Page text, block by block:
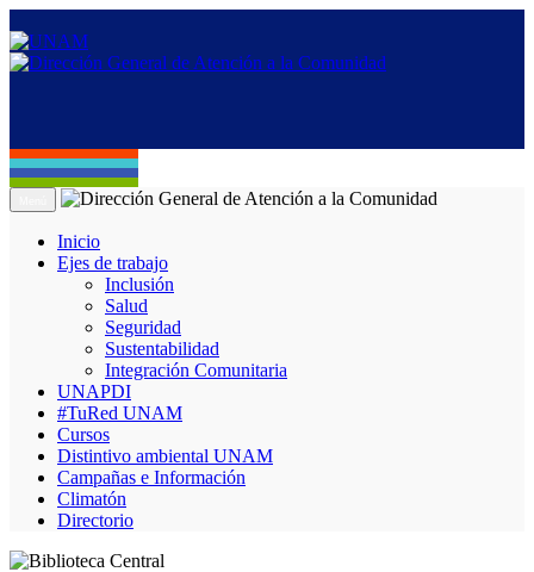
Inicio
Ejes de trabajo
Inclusión
Salud
Seguridad
Sustentabilidad
Integración Comunitaria
UNAPDI
#TuRed UNAM
Cursos
Distintivo ambiental UNAM
Campañas e Información
Climatón
Directorio